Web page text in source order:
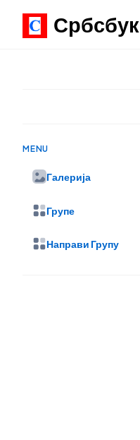
Србсбук
MENU
Галерија
Групе
Направи Групу